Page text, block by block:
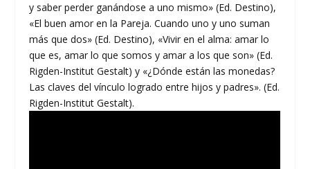
y saber perder ganándose a uno mismo» (Ed. Destino),
«El buen amor en la Pareja. Cuando uno y uno suman
más que dos» (Ed. Destino), «Vivir en el alma: amar lo
que es, amar lo que somos y amar a los que son» (Ed.
Rigden-Institut Gestalt) y «¿Dónde están las monedas?
Las claves del vínculo logrado entre hijos y padres». (Ed.
Rigden-Institut Gestalt).